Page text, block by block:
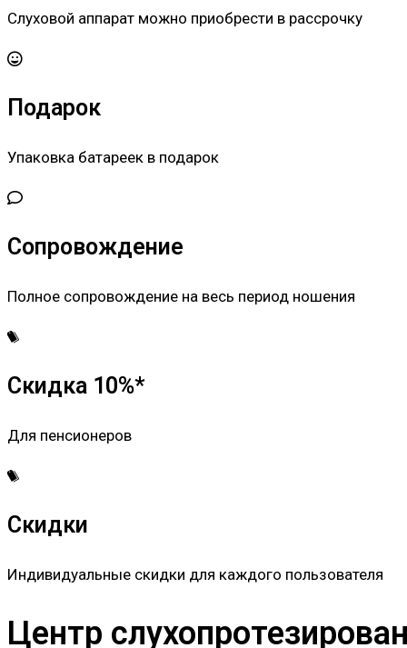
Слуховой аппарат можно приобрести в рассрочку
Подарок
Упаковка батареек в подарок
Сопровождение
Полное сопровождение на весь период ношения
Скидка 10%*
Для пенсионеров
Скидки
Индивидуальные скидки для каждого пользователя
Центр